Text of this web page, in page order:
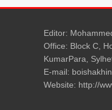
Editor:
Office: Block C,
KumarPara,
E-mail:
Website: http://